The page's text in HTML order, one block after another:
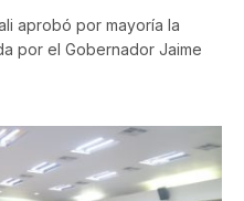
aprobó por mayoría la
por el Gobernador Jaime